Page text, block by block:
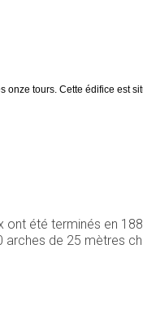
tours. Cette édifice est
ont été terminés en
arches de 25 mètres